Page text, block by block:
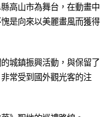
高山市為舞台，在動畫中
是向來以美麗畫風而獲得
城鎮振興活動，與保留了
常受到國外觀光客的注